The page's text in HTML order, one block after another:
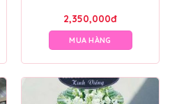
2,350,000đ
MUA HÀNG